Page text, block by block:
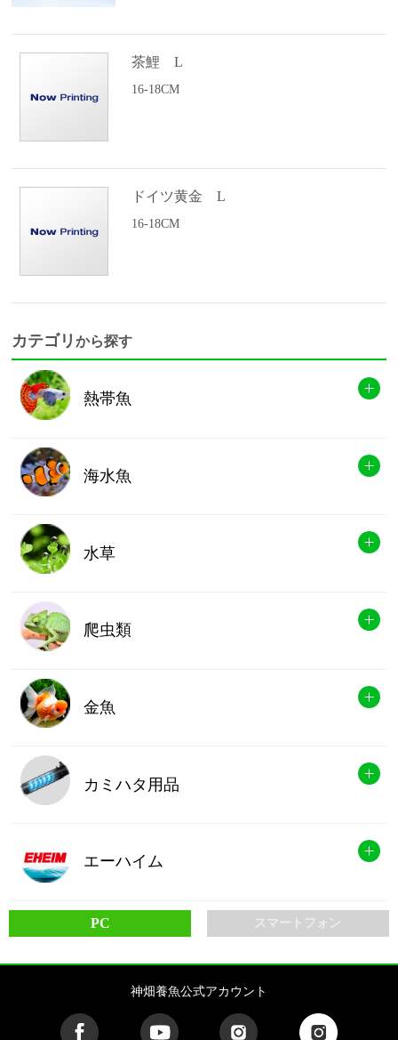
茶鯉 L
16-18CM
ドイツ黄金 L
16-18CM
カテゴリから探す
熱帯魚
海水魚
水草
爬虫類
金魚
カミハタ用品
エーハイム
スマートフォン
PC
神畑養魚公式アカウント